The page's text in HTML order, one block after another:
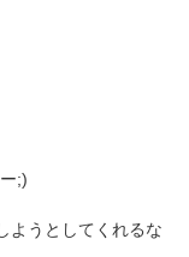
;)
ようとしてくれるな